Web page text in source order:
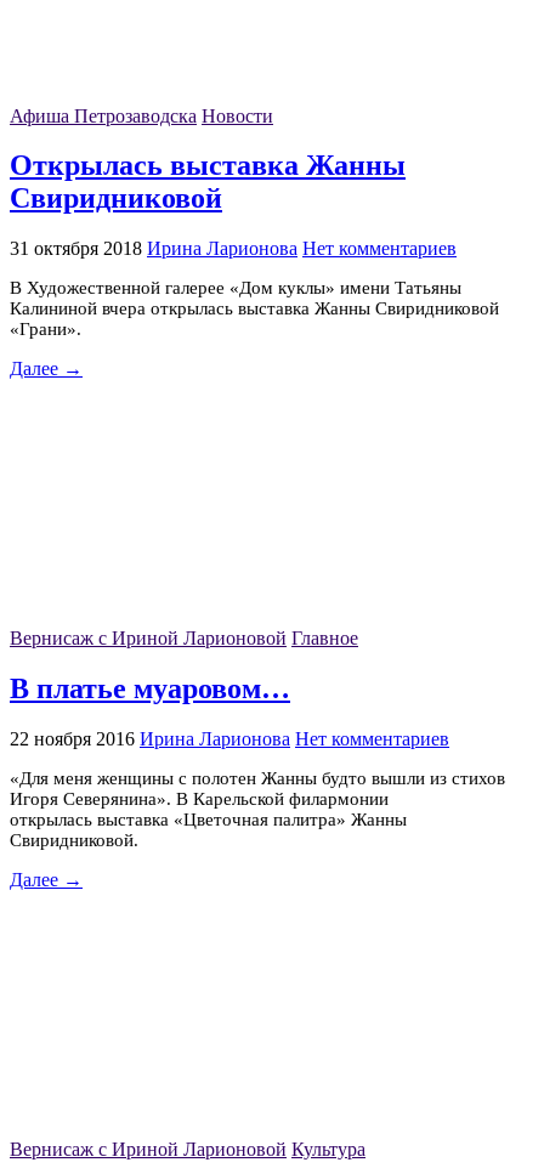
Афиша Петрозаводска Новости
Открылась выставка Жанны
Свиридниковой
31 октября 2018 Ирина Ларионова Нет комментариев
В Художественной галерее «Дом куклы» имени Татьяны
Калининой вчера открылась выставка Жанны Свиридниковой
«Грани».
Далее →
Вернисаж с Ириной Ларионовой Главное
В платье муаровом…
22 ноября 2016 Ирина Ларионова Нет комментариев
«Для меня женщины с полотен Жанны будто вышли из стихов
Игоря Северянина». В Карельской филармонии
открылась выставка «Цветочная палитра» Жанны
Свиридниковой.
Далее →
Вернисаж с Ириной Ларионовой Культура